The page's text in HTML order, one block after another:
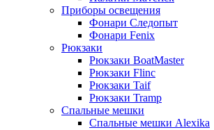
Приборы освещения
Фонари Следопыт
Фонари Fenix
Рюкзаки
Рюкзаки BoatMaster
Рюкзаки Flinc
Рюкзаки Taif
Рюкзаки Tramp
Спальные мешки
Спальные мешки Alexika